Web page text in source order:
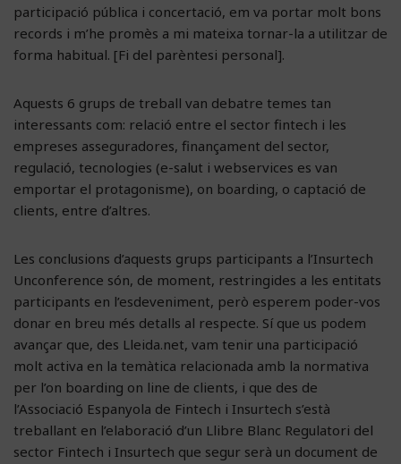
participació pública i concertació, em va portar molt bons
records i m’he promès a mi mateixa tornar-la a utilitzar de
forma habitual. [Fi del parèntesi personal].
Aquests 6 grups de treball van debatre temes tan
interessants com: relació entre el sector fintech i les
empreses asseguradores, finançament del sector,
regulació, tecnologies (e-salut i webservices es van
emportar el protagonisme), on boarding, o captació de
clients, entre d’altres.
Les conclusions d’aquests grups participants a l’Insurtech
Unconference són, de moment, restringides a les entitats
participants en l’esdeveniment, però esperem poder-vos
donar en breu més detalls al respecte. Sí que us podem
avançar que, des Lleida.net, vam tenir una participació
molt activa en la temàtica relacionada amb la normativa
per l’on boarding on line de clients, i que des de
l’Associació Espanyola de Fintech i Insurtech s’està
treballant en l’elaboració d’un Llibre Blanc Regulatori del
sector Fintech i Insurtech que segur serà un document de